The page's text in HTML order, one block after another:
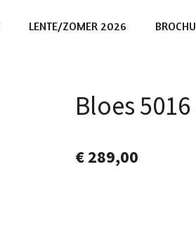
LENTE/ZOMER 2026
Bloes
€ 289,00